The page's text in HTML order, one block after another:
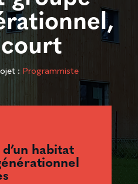
: Programmiste
habitat